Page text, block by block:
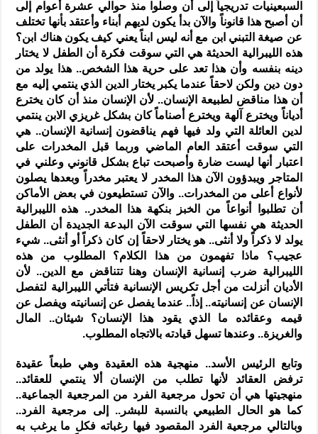
السبعينيات تدريجياً إلى أن وصلوا منذ حوالي عشرة أعوام إلى
أن أصبح هذا قانوناً والآن بدأ يكون لديهم أبناء وأعتقد بأنها تختلف
عن صيغة التبني ابن مع أنه ليس ابناً يعني كيف يكون هناك ابن؟
هذه الليبرالية الحديثة هي التي سوقت فكرة أن الطفل لا يختار
دينه بنفسه وأن هذا تعد على حرية هذا الشخص.. هذا يولد من
دون دين ولكن لاحقاً عندما يكبر يختار الدين الذي ينتمي إليه مع
أن هذا مناقض لطبيعة الإنسان.. لأن الإنسان منذ أن كان يخترع
أدياناً ويخترع آلهة ويخترع أصناماً كان بشكل غريزي الابن ينتمي
لدين العائلة التي ولد فيها فهم يناقضون إنسانية الإنسان.. هي
التي سوقت أعتقد العام الماضي وربما قبل المخدرات على
اعتبار أنها ليست ضارة وأصبحت تباع بشكل قانوني وعلني في
المتاجر ويبدؤون الآن هذا المخدر لا يعتبر مخدراً وبعدها يصلون
لأنواع أعلى من المخدرات.. والآن تستطيعون في بعض الأماكن
أن تطلبوا أنواعاً من الخبز بنكهة هذا المخدر.. هذه الليبرالية
الحديثة هي نفسها التي سوقت الآن البدعة الجديدة أن الطفل
يولد لا ذكراً ولا أنثى.. هو يختار لاحقاً إن كان ذكراً أو أنثى.. شيء
عجيب؟ ماذا تفهمون من هذا الكلام؟ المطلوب من هذه
الليبرالية ضرب إنسانية الإنسان وهنا تتناقض مع الدين.. لأن
الأديان أنزلت من أجل تكريس الإنسانية فتأتي الليبرالية لتفصل
الإنسان عن إنسانيته.. إذاً.. عندما يفصل عن إنسانيته ويفصل عن
قيمه وعقائده ما الذي يقود هذا الإنسان؟ شيئان.. المال
والغريزة.. وعندها تسهل قيادته بالاتجاه المطلوب.
وتابع الرئيس الأسد.. منهجية هذه العقيدة وهي طبعاً عقيدة
ترفض العقائد لأنها تطلب من الإنسان ألا ينتمي للعقائد..
منهجيتها هي أن تحول مرجعية الفرد من المرجعية الجماعية..
كما هو الحال الطبيعي بالنسبة للبشر.. إلى مرجعية الفرد..
وبالتالي مرجعية الفرد المقصود فيها رغباته فكل ما يرغب به